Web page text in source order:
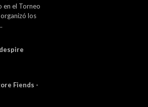
en el Torneo
los
Fiends⁣ -